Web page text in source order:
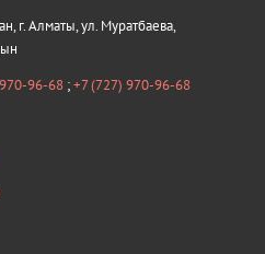
г. Алматы, ул. Муратбаева,
96-68 ;+7 (727) 970-96-68